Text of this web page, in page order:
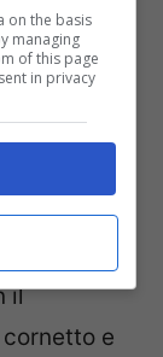
o al
no,
è ormai
il
cornetto e
on the basis
managing
of this page
in privacy